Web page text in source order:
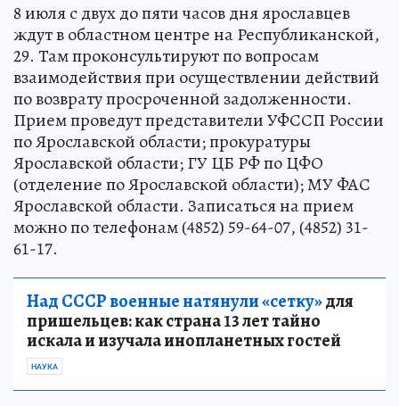
8 июля с двух до пяти часов дня ярославцев
ждут в областном центре на Республиканской,
29. Там проконсультируют по вопросам
взаимодействия при осуществлении действий
по возврату просроченной задолженности.
Прием проведут представители УФССП России
по Ярославской области; прокуратуры
Ярославской области; ГУ ЦБ РФ по ЦФО
(отделение по Ярославской области); МУ ФАС
Ярославской области. Записаться на прием
можно по телефонам (4852) 59-64-07, (4852) 31-
61-17.
Над СССР военные натянули «сетку»для
пришельцев: как страна 13 лет тайно
искала и изучала инопланетных гостей
НАУКА